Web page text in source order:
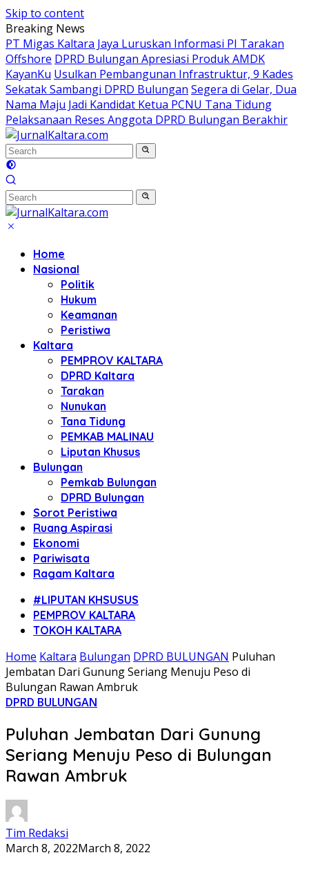
Skip to content
Breaking News
PT Migas Kaltara Jaya Luruskan Informasi PI Tarakan
Offshore DPRD Bulungan Apresiasi Produk AMDK
KayanKu Usulkan Pembangunan Infrastruktur, 9 Kades
Sekatak Sambangi DPRD Bulungan Segera di Gelar, Dua
Nama Maju Jadi Kandidat Ketua PCNU Tana Tidung
Pelaksanaan Reses Anggota DPRD Bulungan Berakhir
Home
Nasional
Politik
Hukum
Keamanan
Peristiwa
Kaltara
PEMPROV KALTARA
DPRD Kaltara
Tarakan
Nunukan
Tana Tidung
PEMKAB MALINAU
Liputan Khusus
Bulungan
Pemkab Bulungan
DPRD Bulungan
Sorot Peristiwa
Ruang Aspirasi
Ekonomi
Pariwisata
Ragam Kaltara
#LIPUTAN KHSUSUS
PEMPROV KALTARA
TOKOH KALTARA
Home Kaltara Bulungan DPRD BULUNGAN Puluhan
Jembatan Dari Gunung Seriang Menuju Peso di
Bulungan Rawan Ambruk
DPRD BULUNGAN
Puluhan Jembatan Dari Gunung
Seriang Menuju Peso di Bulungan
Rawan Ambruk
Tim Redaksi
March 8, 2022March 8, 2022